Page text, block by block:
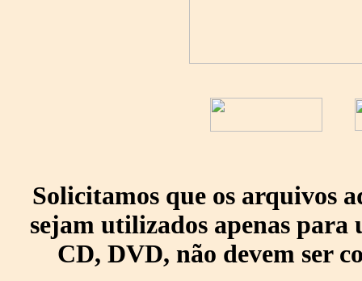
Solicitamos que os arquivos
sejam utilizados apenas para
CD, DVD, não devem ser